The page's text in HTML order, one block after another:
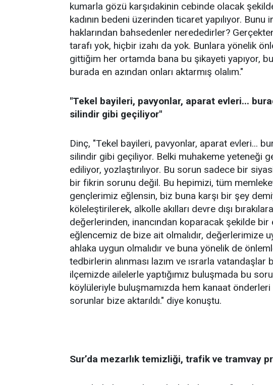
kumarla gözü karşıdakinin cebinde olacak
kadının bedeni üzerinden ticaret yapılıyor. Bunu
haklarından bahsedenler nerededirler?
tarafı yok, hiçbir izahı da yok. Bunlara yönelik
gittiğim her ortamda bana bu şikayeti yapıyor,
burada en azından onları aktarmış olalım."
"Tekel bayileri, pavyonlar, aparat evleri...
silindir gibi geçiliyor"
Dinç, "Tekel bayileri, pavyonlar, aparat evleri...
silindir gibi geçiliyor. Belki muhakeme yeteneği
ediliyor, yozlaştırılıyor. Bu sorun sadece bir
bir fikrin sorunu değil. Bu hepimizi, tüm
gençlerimiz eğlensin, biz buna karşı bir şey
köleleştirilerek, alkolle akılları devre dışı
değerlerinden, inancından koparacak şekilde bir
eğlencemiz de bize ait olmalıdır, değerlerimize
ahlaka uygun olmalıdır ve buna yönelik de
tedbirlerin alınması lazım ve ısrarla
ilçemizde ailelerle yaptığımız buluşmada bu
köylüleriyle buluşmamızda hem kanaat
sorunlar bize aktarıldı." diye konuştu.
Sur’da mezarlık temizliği, trafik ve tramvay